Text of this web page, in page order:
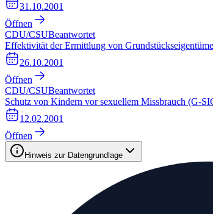
31.10.2001
Öffnen
CDU/CSUBeantwortet
Effektivität der Ermittlung von
26.10.2001
Öffnen
CDU/CSUBeantwortet
Schutz von Kindern vor sexuellem Missbrauch (G-
12.02.2001
Öffnen
Hinweis zur Datengrundlage